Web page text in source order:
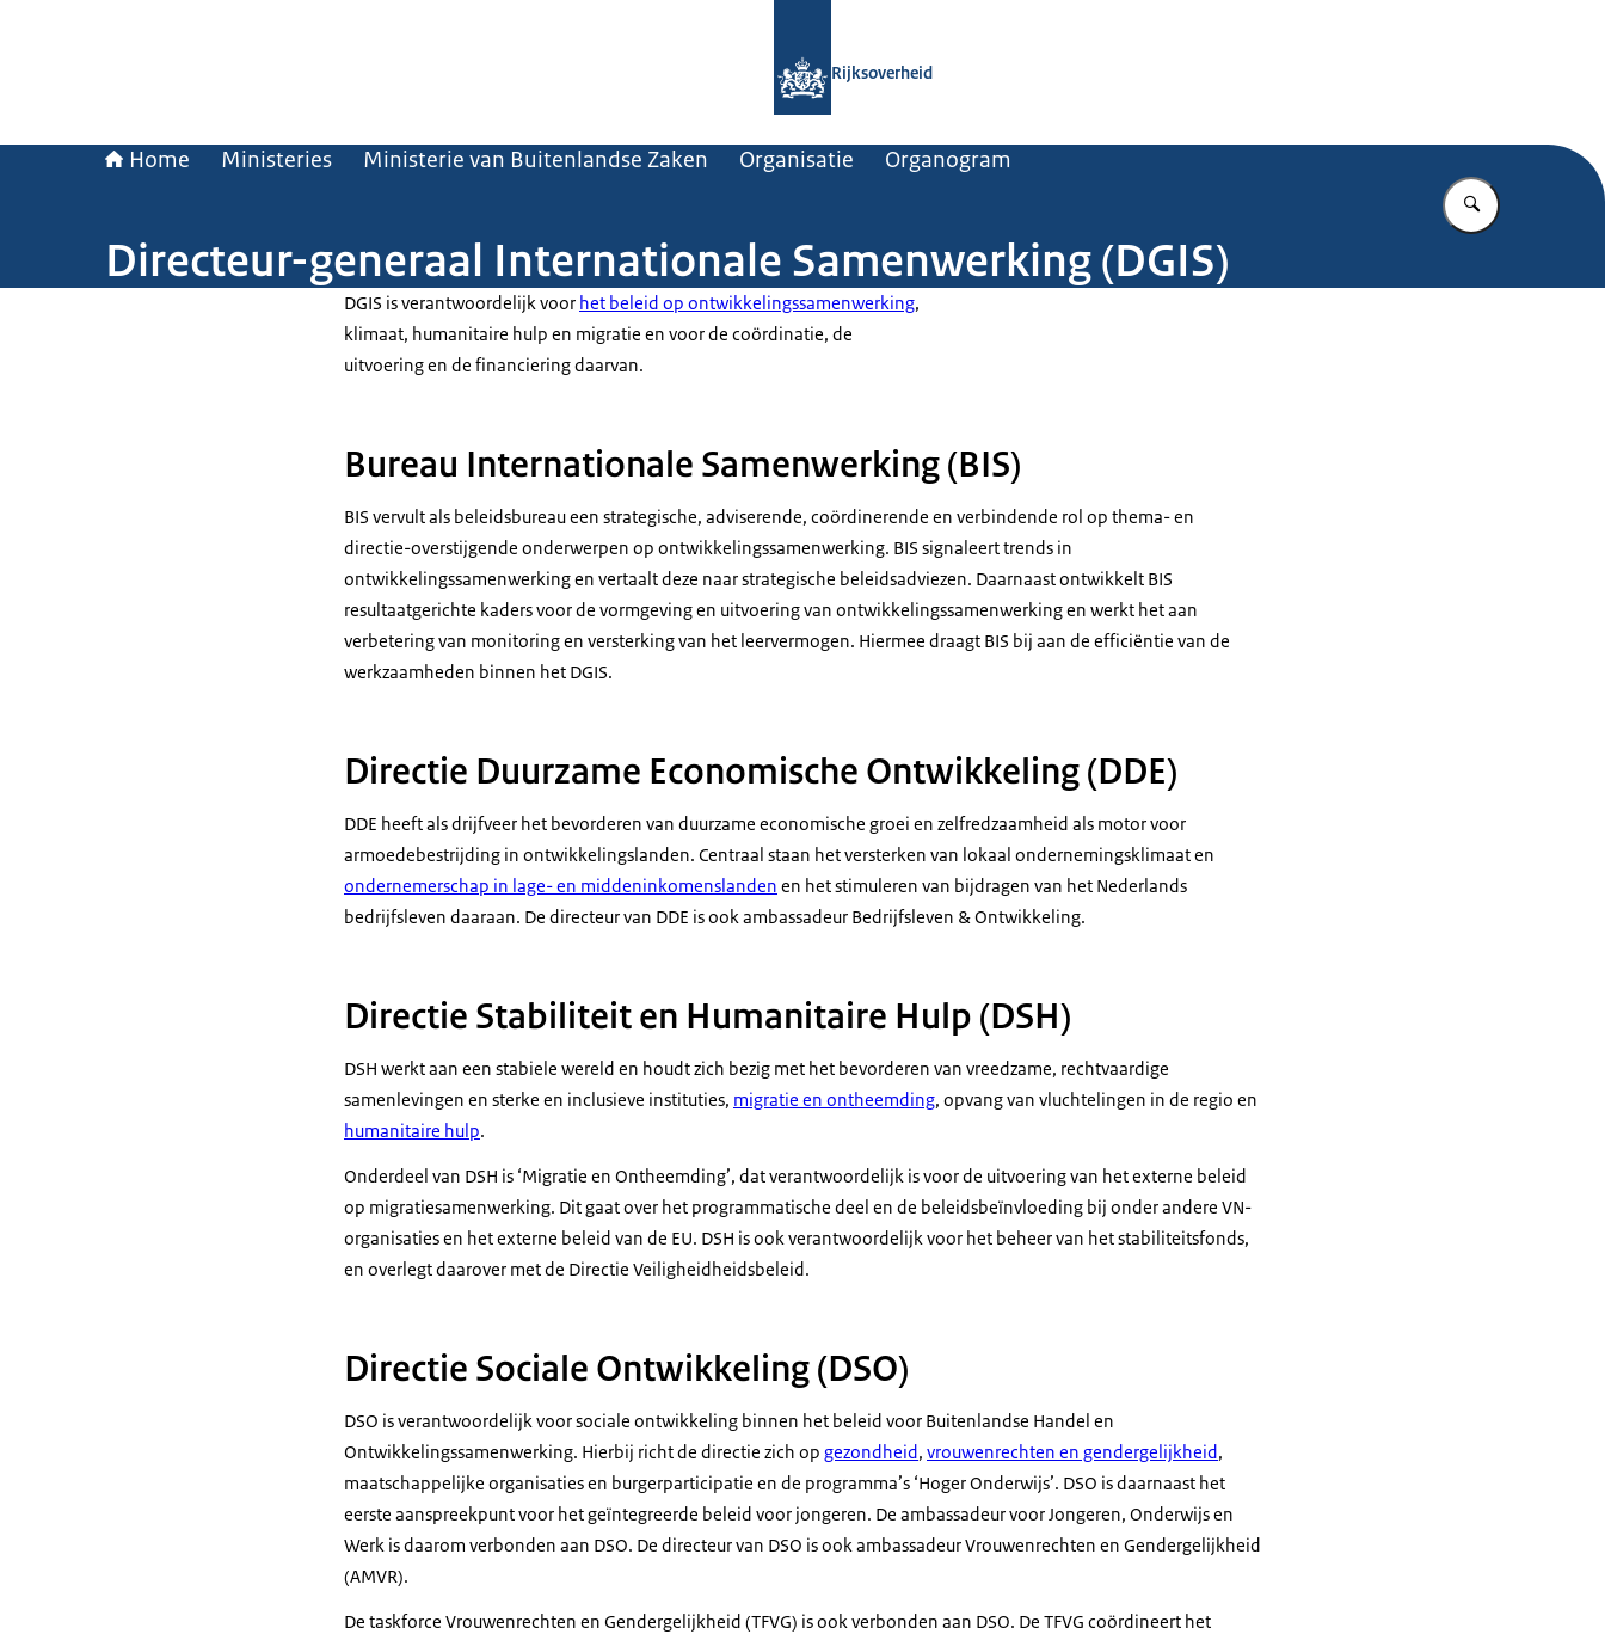
Rijksoverheid
Home Ministeries Ministerie van Buitenlandse Zaken Organisatie Organogram
Vul in wat u
Directeur-generaal Internationale Samenwerking (DGIS)
DGIS is verantwoordelijk voor het beleid op ontwikkelingssamenwerking,
klimaat, humanitaire hulp en migratie en voor de coördinatie, de
uitvoering en de financiering daarvan.
Bureau Internationale Samenwerking (BIS)
BIS vervult als beleidsbureau een strategische, adviserende, coördinerende en verbindende rol op thema- en
directie-overstijgende onderwerpen op ontwikkelingssamenwerking. BIS signaleert trends in
ontwikkelingssamenwerking en vertaalt deze naar strategische beleidsadviezen. Daarnaast ontwikkelt BIS
resultaatgerichte kaders voor de vormgeving en uitvoering van ontwikkelingssamenwerking en werkt het aan
verbetering van monitoring en versterking van het leervermogen. Hiermee draagt BIS bij aan de efficiëntie van de
werkzaamheden binnen het DGIS.
Directie Duurzame Economische Ontwikkeling (DDE)
DDE heeft als drijfveer het bevorderen van duurzame economische groei en zelfredzaamheid als motor voor
armoedebestrijding in ontwikkelingslanden. Centraal staan het versterken van lokaal ondernemingsklimaat en
ondernemerschap in lage- en middeninkomenslanden en het stimuleren van bijdragen van het Nederlands
bedrijfsleven daaraan. De directeur van DDE is ook ambassadeur Bedrijfsleven & Ontwikkeling.
Directie Stabiliteit en Humanitaire Hulp (DSH)
DSH werkt aan een stabiele wereld en houdt zich bezig met het bevorderen van vreedzame, rechtvaardige
samenlevingen en sterke en inclusieve instituties, migratie en ontheemding, opvang van vluchtelingen in de regio en
humanitaire hulp.
Onderdeel van DSH is ‘Migratie en Ontheemding’, dat verantwoordelijk is voor de uitvoering van het externe beleid
op migratiesamenwerking. Dit gaat over het programmatische deel en de beleidsbeïnvloeding bij onder andere VN-
organisaties en het externe beleid van de EU. DSH is ook verantwoordelijk voor het beheer van het stabiliteitsfonds,
en overlegt daarover met de Directie Veiligheidheidsbeleid.
Directie Sociale Ontwikkeling (DSO)
DSO is verantwoordelijk voor sociale ontwikkeling binnen het beleid voor Buitenlandse Handel en
Ontwikkelingssamenwerking. Hierbij richt de directie zich op gezondheid, vrouwenrechten en gendergelijkheid,
maatschappelijke organisaties en burgerparticipatie en de programma’s ‘Hoger Onderwijs’. DSO is daarnaast het
eerste aanspreekpunt voor het geïntegreerde beleid voor jongeren. De ambassadeur voor Jongeren, Onderwijs en
Werk is daarom verbonden aan DSO. De directeur van DSO is ook ambassadeur Vrouwenrechten en Gendergelijkheid
(AMVR).
De taskforce Vrouwenrechten en Gendergelijkheid (TFVG) is ook verbonden aan DSO. De TFVG coördineert het